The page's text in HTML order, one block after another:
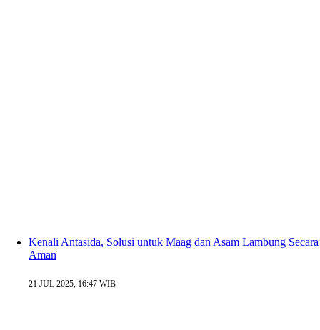
Kenali Antasida, Solusi untuk Maag dan Asam Lambung Secara
Aman
21 JUL 2025, 16:47 WIB